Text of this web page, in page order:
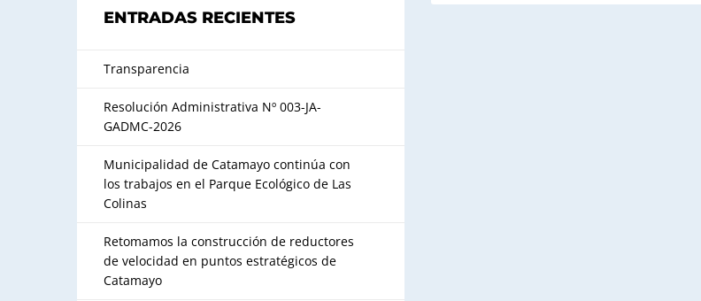
ENTRADAS RECIENTES
Transparencia
Resolución Administrativa Nº 003-JA-
GADMC-2026
Municipalidad de Catamayo continúa con
los trabajos en el Parque Ecológico de Las
Colinas
Retomamos la construcción de reductores
de velocidad en puntos estratégicos de
Catamayo